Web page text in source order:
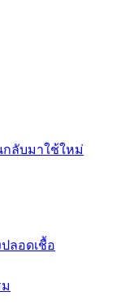
กลับมาใช้ใหม่
ลอดเชื้อ